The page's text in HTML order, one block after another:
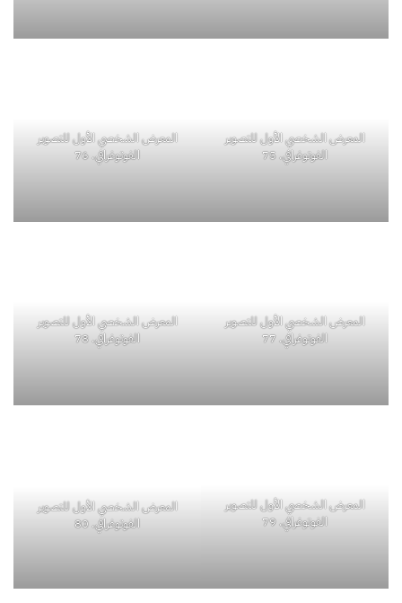
المعرض الشخصي الأول للتصوير
الفوتوغرافي. 75
المعرض الشخصي الأول للتصوير
الفوتوغرافي. 76
المعرض الشخصي الأول للتصوير
الفوتوغرافي. 77
المعرض الشخصي الأول للتصوير
الفوتوغرافي. 78
المعرض الشخصي الأول للتصوير
الفوتوغرافي. 79
المعرض الشخصي الأول للتصوير
الفوتوغرافي. 80